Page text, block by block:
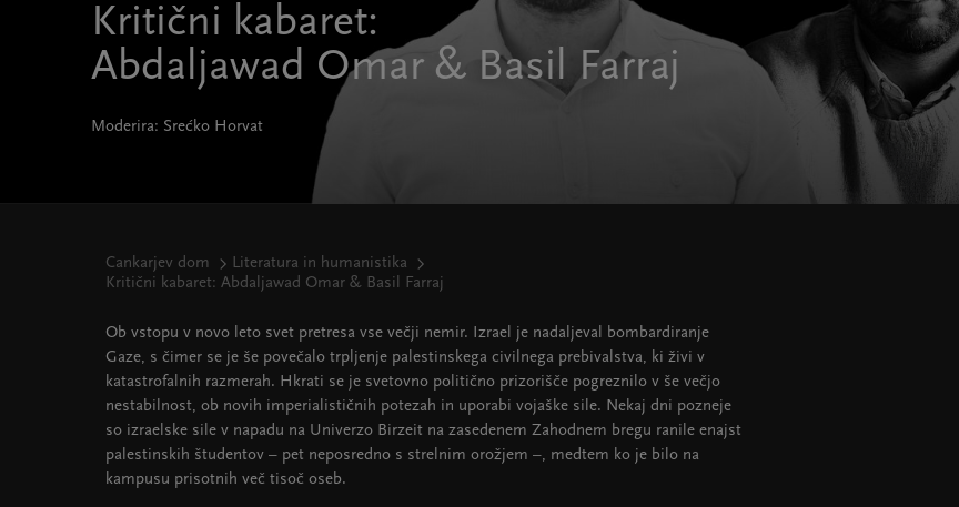
Kritični kabaret:
Abdaljawad Omar & Basil Farraj
Moderira: Srećko Horvat
Cankarjev dom
Literatura in humanistika
Kritični kabaret: Abdaljawad Omar & Basil Farraj
Ob vstopu v novo leto svet pretresa vse večji nemir. Izrael je nadaljeval bombardiranje
Gaze, s čimer se je še povečalo trpljenje palestinskega civilnega prebivalstva, ki živi v
katastrofalnih razmerah. Hkrati se je svetovno politično prizorišče pogreznilo v še večjo
nestabilnost, ob novih imperialističnih potezah in uporabi vojaške sile. Nekaj dni pozneje
so izraelske sile v napadu na Univerzo Birzeit na zasedenem Zahodnem bregu ranile enajst
palestinskih študentov – pet neposredno s strelnim orožjem –, medtem ko je bilo na
kampusu prisotnih več tisoč oseb.